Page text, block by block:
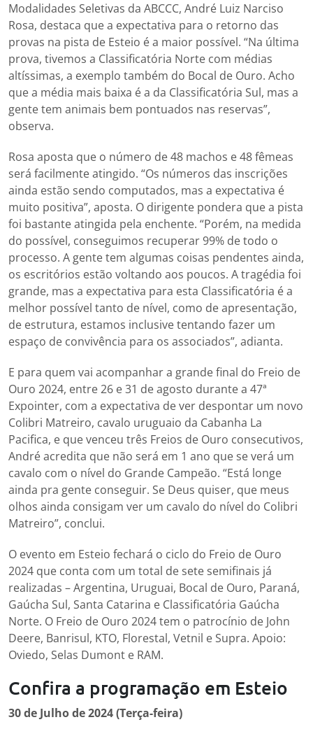
Modalidades Seletivas da ABCCC, André Luiz Narciso
Rosa, destaca que a expectativa para o retorno das
provas na pista de Esteio é a maior possível. “Na última
prova, tivemos a Classificatória Norte com médias
altíssimas, a exemplo também do Bocal de Ouro. Acho
que a média mais baixa é a da Classificatória Sul, mas a
gente tem animais bem pontuados nas reservas”,
observa.
Rosa aposta que o número de 48 machos e 48 fêmeas
será facilmente atingido. “Os números das inscrições
ainda estão sendo computados, mas a expectativa é
muito positiva”, aposta. O dirigente pondera que a pista
foi bastante atingida pela enchente. “Porém, na medida
do possível, conseguimos recuperar 99% de todo o
processo. A gente tem algumas coisas pendentes ainda,
os escritórios estão voltando aos poucos. A tragédia foi
grande, mas a expectativa para esta Classificatória é a
melhor possível tanto de nível, como de apresentação,
de estrutura, estamos inclusive tentando fazer um
espaço de convivência para os associados”, adianta.
E para quem vai acompanhar a grande final do Freio de
Ouro 2024, entre 26 e 31 de agosto durante a 47ª
Expointer, com a expectativa de ver despontar um novo
Colibri Matreiro, cavalo uruguaio da Cabanha La
Pacifica, e que venceu três Freios de Ouro consecutivos,
André acredita que não será em 1 ano que se verá um
cavalo com o nível do Grande Campeão. “Está longe
ainda pra gente conseguir. Se Deus quiser, que meus
olhos ainda consigam ver um cavalo do nível do Colibri
Matreiro”, conclui.
O evento em Esteio fechará o ciclo do Freio de Ouro
2024 que conta com um total de sete semifinais já
realizadas – Argentina, Uruguai, Bocal de Ouro, Paraná,
Gaúcha Sul, Santa Catarina e Classificatória Gaúcha
Norte. O Freio de Ouro 2024 tem o patrocínio de John
Deere, Banrisul, KTO, Florestal, Vetnil e Supra. Apoio:
Oviedo, Selas Dumont e RAM.
Confira a programação em Esteio
30 de Julho de 2024 (Terça-feira)